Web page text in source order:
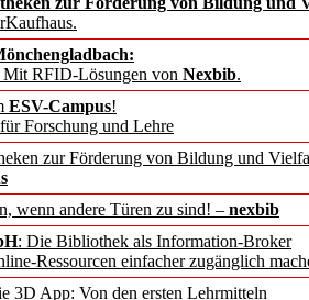
RFID-Lösungen von Nexbib.
ESV-Campus!
Forschung und Lehre
zur Förderung von Bildung und
wenn andere Türen zu sind! – nexbib
: Die Bibliothek als Information-Broker
Ressourcen einfacher zugänglich
3D App: Von den ersten Lehrmitteln
Intelligenz
verstehen
der
erscheinen